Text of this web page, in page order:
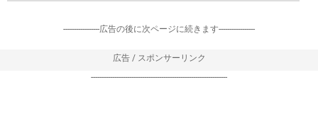
-----------------広告の後に次ページに続きます-----------------
広告 / スポンサーリンク
----------------------------------------------------------------